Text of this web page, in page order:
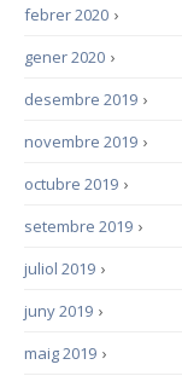
›
febrer 2020
›
gener 2020
›
desembre 2019
›
novembre 2019
›
octubre 2019
›
setembre 2019
›
juliol 2019
›
juny 2019
›
maig 2019